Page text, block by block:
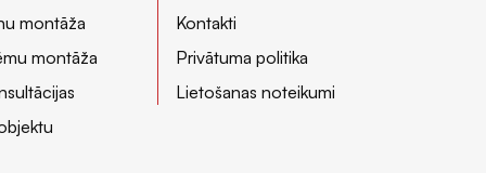
montāža
montāža
Kontakti
Privātuma politika
Lietošanas noteikumi